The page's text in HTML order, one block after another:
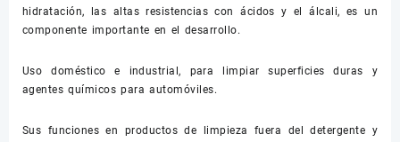
hidratación, las altas resistencias con ácidos y el álcali, es un
componente importante en el desarrollo.
Uso doméstico e industrial, para limpiar superficies duras y
agentes químicos para automóviles.
Sus funciones en productos de limpieza fuera del detergente y